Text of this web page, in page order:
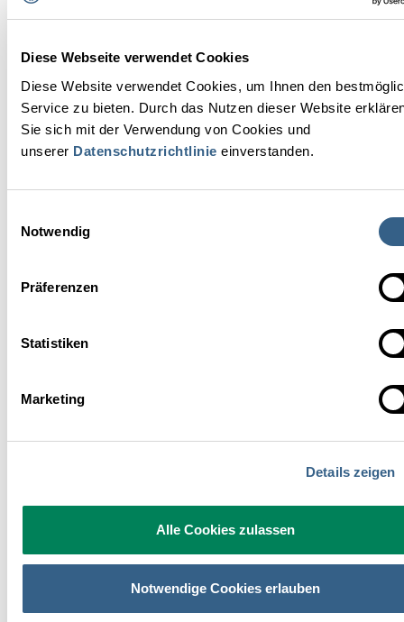
Diese Webseite verwendet Cookies
Diese Website verwendet Cookies, um Ihnen den
Service zu bieten. Durch das Nutzen dieser Website
Sie sich mit der Verwendung von Cookies und
unserer Datenschutzrichtlinie einverstanden.
Notwendig
Präferenzen
Statistiken
Marketing
Details zeigen
Alle Cookies zulassen
Notwendige Cookies erlauben
Kriterienkataloge und weiterführende Infos
sowie die Hotelkriterien 2020-25
Hotelstars Union
IHRE ANSPRECHPARTNERIN
Das könnte Sie auch interessieren
RECHTSINFO